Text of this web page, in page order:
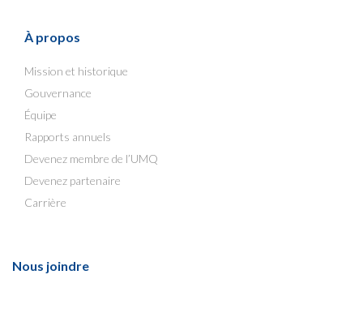
À propos
Mission et historique
Gouvernance
Équipe
Rapports annuels
Devenez membre de l’UMQ
Devenez partenaire
Carrière
Nous joindre